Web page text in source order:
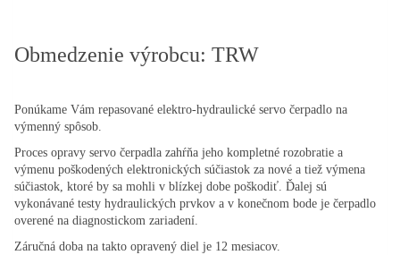
Obmedzenie výrobcu: TRW
Ponúkame Vám repasované elektro-hydraulické servo čerpadlo na
výmenný spôsob.
Proces opravy servo čerpadla zahŕňa jeho kompletné rozobratie a
výmenu poškodených elektronických súčiastok za nové a tiež výmena
súčiastok, ktoré by sa mohli v blízkej dobe poškodiť. Ďalej sú
vykonávané testy hydraulických prvkov a v konečnom bode je čerpadlo
overené na diagnostickom zariadení.
Záručná doba na takto opravený diel je 12 mesiacov.